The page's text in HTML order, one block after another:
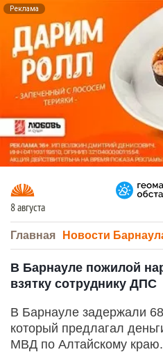
Реклама
8 августа
Главная Новости
В Барнауле пожилой
взятку сотруднику ДПС
В Барнауле задержали
который предлагал
МВД по Алтайскому краю.